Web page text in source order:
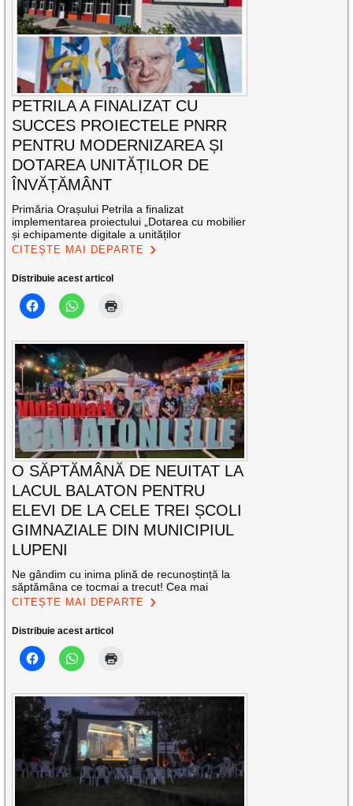
PETRILA A FINALIZAT CU
SUCCES PROIECTELE PNRR
PENTRU MODERNIZAREA ȘI
DOTAREA UNITĂȚILOR DE
ÎNVĂȚĂMÂNT
Primăria Orașului Petrila a finalizat
implementarea proiectului „Dotarea cu mobilier
și echipamente digitale a unităților
CITEȘTE MAI DEPARTE
Distribuie acest articol
O SĂPTĂMÂNĂ DE NEUITAT LA
LACUL BALATON PENTRU
ELEVI DE LA CELE TREI ȘCOLI
GIMNAZIALE DIN MUNICIPIUL
LUPENI
Ne gândim cu inima plină de recunoștință la
săptămâna ce tocmai a trecut! Cea mai
CITEȘTE MAI DEPARTE
Distribuie acest articol